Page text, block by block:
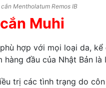
Mentholatum Remos IB
Muhi
hợp với mọi loại da,
đầu của Nhật Bản là
trị các tình trạng do